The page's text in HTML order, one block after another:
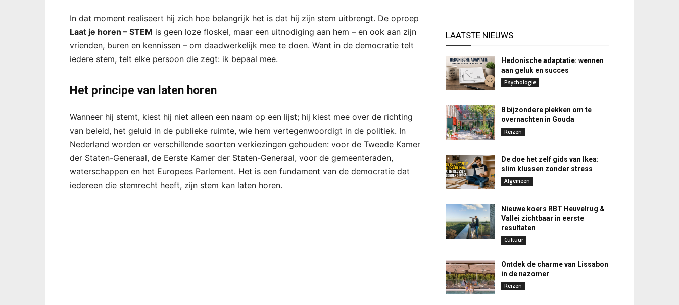
In dat moment realiseert hij zich hoe belangrijk het is dat hij zijn stem uitbrengt. De oproep
Laat je horen – STEM is geen loze floskel, maar een uitnodiging aan hem – en ook aan zijn
vrienden, buren en kennissen – om daadwerkelijk mee te doen. Want in de democratie telt
iedere stem, telt elke persoon die zegt: ik bepaal mee.
Het principe van laten horen
Wanneer hij stemt, kiest hij niet alleen een naam op een lijst; hij kiest mee over de richting
van beleid, het geluid in de publieke ruimte, wie hem vertegenwoordigt in de politiek. In
Nederland worden er verschillende soorten verkiezingen gehouden: voor de Tweede Kamer
der Staten-Generaal, de Eerste Kamer der Staten-Generaal, voor de gemeenteraden,
waterschappen en het Europees Parlement. Het is een fundament van de democratie dat
iedereen die stemrecht heeft, zijn stem kan laten horen.
LAATSTE NIEUWS
Hedonische adaptatie: wennen
aan geluk en succes
Psychologie
8 bijzondere plekken om te
overnachten in Gouda
Reizen
De doe het zelf gids van Ikea:
slim klussen zonder stress
Algemeen
Nieuwe koers RBT Heuvelrug &
Vallei zichtbaar in eerste
resultaten
Cultuur
Ontdek de charme van Lissabon
in de nazomer
Reizen